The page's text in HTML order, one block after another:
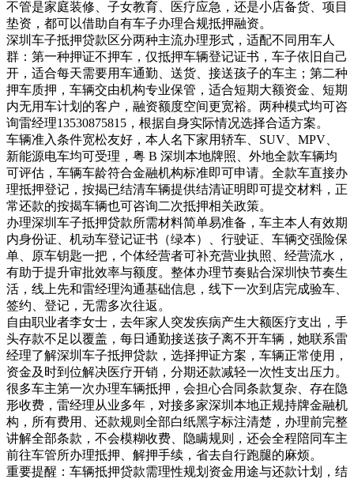
不管是家庭装修、子女教育、医疗应急，还是小店备货、项目
垫资，都可以借助自有车子办理合规抵押融资。
深圳车子抵押贷款区分两种主流办理形式，适配不同用车人
群：第一种押证不押车，仅抵押车辆登记证书，车子依旧自己
开，适合每天需要用车通勤、送货、接送孩子的车主；第二种
押车质押，车辆交由机构专业保管，适合短期大额资金、短期
内无用车计划的客户，融资额度空间更宽裕。两种模式均可咨
询雷经理13530875815，根据自身实际情况选择合适方案。
车辆准入条件宽松友好，本人名下家用轿车、SUV、MPV、
新能源电车均可受理，粤 B 深圳本地牌照、外地全款车辆均
可评估，车辆车龄符合金融机构标准即可申请。全款车直接办
理抵押登记，按揭已结清车辆提供结清证明即可提交材料，正
常还款的按揭车辆也可咨询二次抵押相关政策。
办理深圳车子抵押贷款所需材料简单易准备，车主本人有效期
内身份证、机动车登记证书（绿本）、行驶证、车辆交强险保
单、原车钥匙一把，个体经营者可补充营业执照、经营流水，
有助于提升审批效率与额度。整体办理节奏贴合深圳快节奏生
活，线上先和雷经理沟通基础信息，线下一次到店完成验车、
签约、登记，无需多次往返。
自由职业者李女士，去年家人突发疾病产生大额医疗支出，手
头存款不足以覆盖，每日通勤接送孩子离不开车辆，她联系雷
经理了解深圳车子抵押贷款，选择押证方案，车辆正常使用，
资金及时到位解决医疗开销，分期还款减轻一次性支出压力。
很多车主第一次办理车辆抵押，会担心合同条款复杂、存在隐
形收费，雷经理从业多年，对接多家深圳本地正规持牌金融机
构，所有费用、还款规则全部白纸黑字标注清楚，办理前完整
讲解全部条款，不会模糊收费、隐瞒规则，还会全程陪同车主
前往车管所办理抵押、解押手续，省去自行跑腿的麻烦。
重要提醒：车辆抵押贷款需理性规划资金用途与还款计划，结